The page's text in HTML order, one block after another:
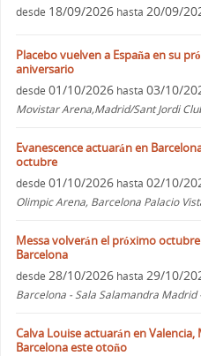
desde 18/09/2026 hasta 20/09/
Placebo vuelven a España en su
aniversario
desde 01/10/2026 hasta 03/10/
Movistar Arena,Madrid/Sant Jordi
Evanescence actuarán en
octubre
desde 01/10/2026 hasta 02/10/
Olimpic Arena, Barcelona Palacio
Messa volverán el próximo
Barcelona
desde 28/10/2026 hasta 29/10/
Barcelona - Sala Salamandra Madrid
Calva Louise actuarán en Valencia,
Barcelona este otoño